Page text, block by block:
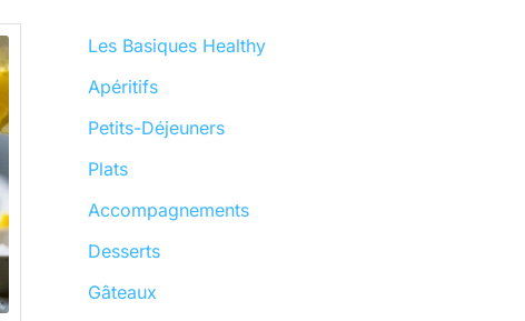
Les Basiques Healthy
Apéritifs
Petits-Déjeuners
Plats
Accompagnements
Desserts
Gâteaux